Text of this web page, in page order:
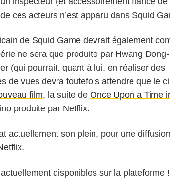
ces acteurs n’est apparu dans Squid
de Squid Game devrait également
ne sera que produite par Hwang
(qui pourrait, quant à lui, en réaliser des
de vues devra toutefois attendre que le
film, la suite de Once Upon a Time
produite par Netflix.
actuellement son plein, pour une diffusion
.
actuellement disponibles sur la plateforme !